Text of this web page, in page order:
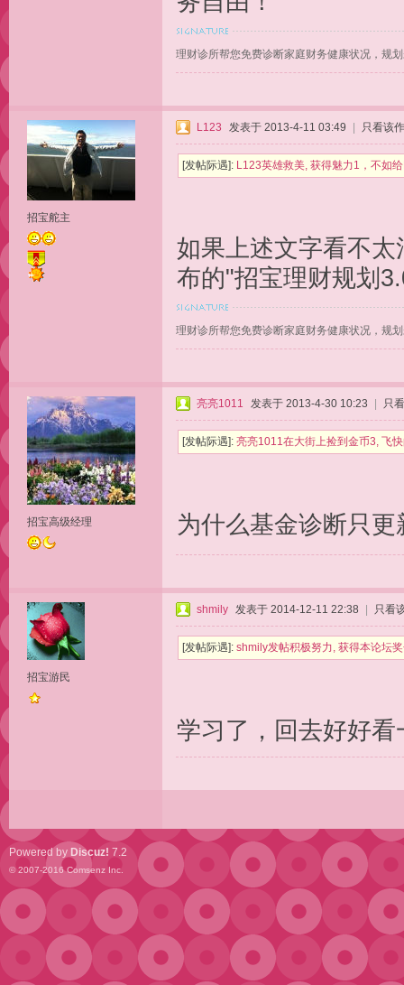
理财诊所帮您免费诊断家庭财务健康状况，规
招宝舵主
L123 发表于 2013-4-11 03:49 只看该
[发帖际遇]: L123英雄救美, 获得魅力1，不如
如果上述文字看不
布的"招宝理财规划
理财诊所帮您免费诊断家庭财务健康状况，规
招宝高级经理
亮亮1011 发表于 2013-4-30 10:23 只
[发帖际遇]: 亮亮1011在大街上捡到金币3, 飞
为什么基金诊断只
招宝游民
shmily 发表于 2014-12-11 22:38 只看
[发帖际遇]: shmily发帖积极努力, 获得本论坛
学习了，回去好好
Powered by Discuz! 7.2
© 2007-2016Comsenz Inc.